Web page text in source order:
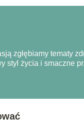
zgłębiamy tematy
styl życia i smaczne